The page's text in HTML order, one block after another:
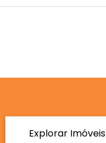
Explorar Imóveis